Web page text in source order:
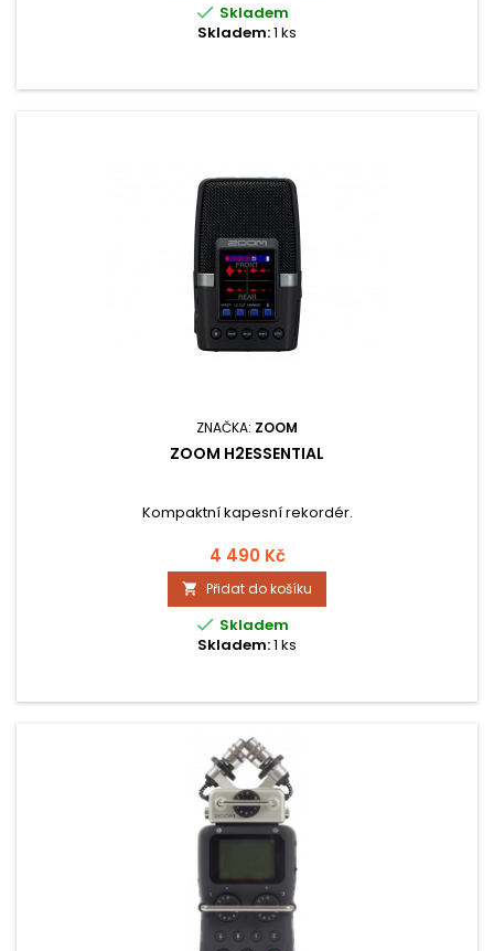
 Skladem
Skladem:1 ks
ZNAČKA: ZOOM
ZOOM H2ESSENTIAL
Kompaktní kapesní rekordér.
4 490 Kč
 Přidat do košíku
 Skladem
Skladem:1 ks